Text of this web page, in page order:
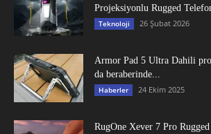
Projeksiyonlu Rugged
Teknoloji 26 Şubat 2026
Armor Pad 5 Ultra Dahili
da beraberinde...
Haberler 24 Ekim 2025
RugOne Xever 7 Pro